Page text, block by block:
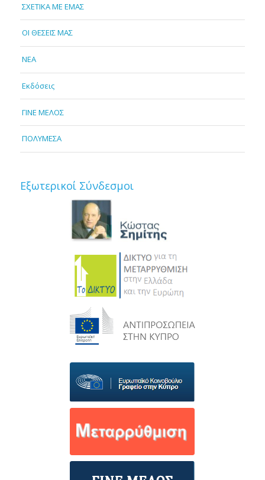
ΣΧΕΤΙΚΑ ΜΕ ΕΜΑΣ
OI ΘΕΣΕΙΣ ΜΑΣ
NEA
Εκδόσεις
ΓΙΝΕ ΜΕΛΟΣ
ΠΟΛΥΜΕΣΑ
Εξωτερικοί Σύνδεσμοι